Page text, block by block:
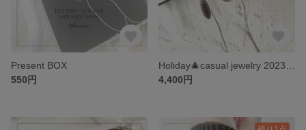
Present BOX
550円
4,400円